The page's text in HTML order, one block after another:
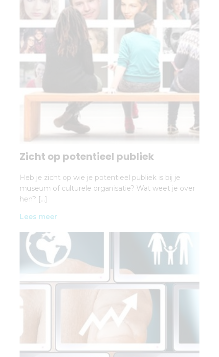
Zicht op potentieel publiek
Heb je zicht op wie je potentieel publiek is bij je
museum of culturele organisatie? Wat weet je over
hen? […]
Lees meer